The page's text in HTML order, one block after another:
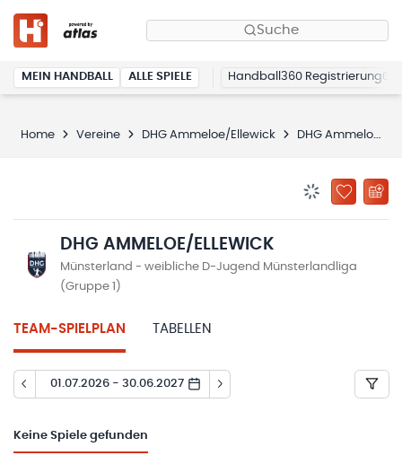
Suche
MEIN HANDBALL ALLE SPIELE Handball360 Registrierung
Home Vereine DHG Ammeloe/Ellewick DHG Ammeloe/Ellewick
ZU
DHG AMMELOE/ELLEWICK
Münsterland - weibliche D-Jugend Münsterlandliga
(Gruppe 1)
TEAM-SPIELPLAN TABELLEN
01.07.2026 - 30.06.2027
Keine Spiele gefunden